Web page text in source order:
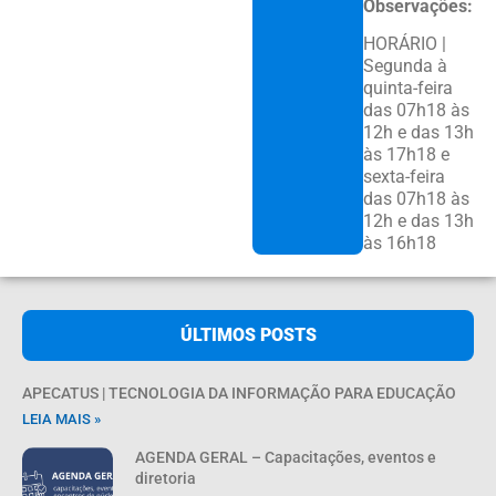
Observações:
HORÁRIO |
Segunda à
quinta-feira
das 07h18 às
12h e das 13h
às 17h18 e
sexta-feira
das 07h18 às
12h e das 13h
às 16h18
ÚLTIMOS POSTS
APECATUS | TECNOLOGIA DA INFORMAÇÃO PARA EDUCAÇÃO
LEIA MAIS »
AGENDA GERAL – Capacitações, eventos e
diretoria